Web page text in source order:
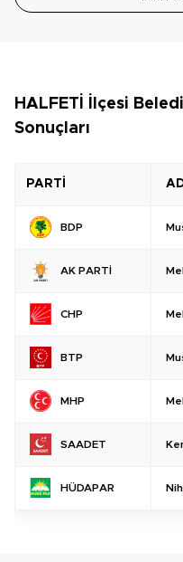
HALFETİ İlçesi
Sonuçları
PARTİ
BDP
AK PARTİ
CHP
BTP
MHP
SAADET
HÜDAPAR